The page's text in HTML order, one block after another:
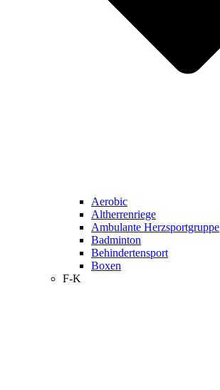
Aerobic
Altherrenriege
Ambulante Herzsportgruppe
Badminton
Behindertensport
Boxen
F-K